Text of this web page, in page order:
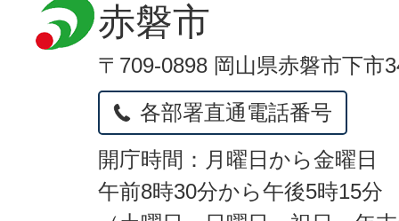
赤磐市
〒709-0898 岡山県赤磐市下市
各部署直通電話番号
開庁時間：月曜日から金曜日
午前8時30分から午後5時15分